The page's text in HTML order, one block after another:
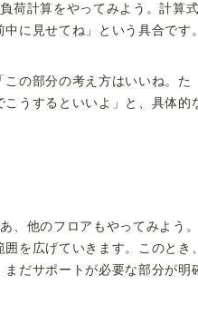
荷計算をやってみよう。計算
に見せてね」という具合です
の部分の考え方はいいね。た
うするといいよ」と、具体的
、他のフロアもやってみよう
囲を広げていきます。このとき
だサポートが必要な部分が明